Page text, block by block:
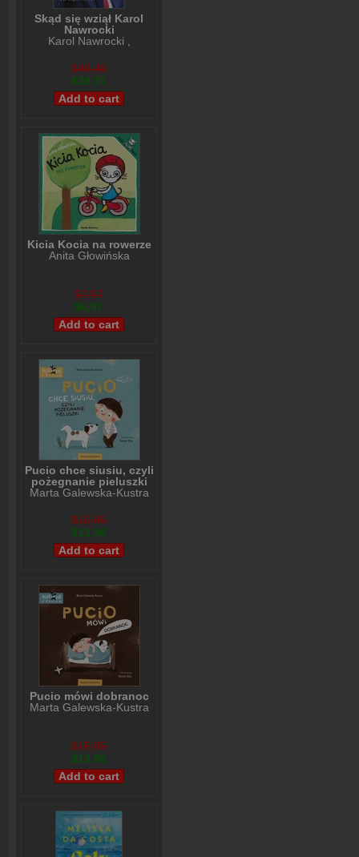
Skąd się wziął Karol
Nawrocki
Karol Nawrocki
$49,48
$39,37
Kicia Kocia na rowerze
Anita Głowińska
$7,97
$6,97
Pucio chce siusiu, czyli
pożegnanie pieluszki
Marta Galewska-Kustra
$15,95
$12,96
Pucio mówi dobranoc
Marta Galewska-Kustra
$15,95
$12,96